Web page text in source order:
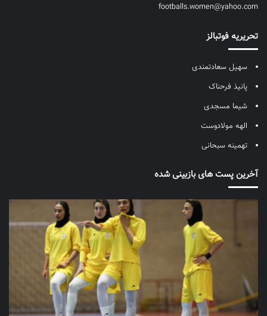
footballs.women@yahoo.com
تحریریه فوتبالز
سهیل سعادتمندی
پانیذ فرحناک
شیما مسجدی
الهه مولادوست
تهمینه سبحانی
آخرین پست های بازبینی شده